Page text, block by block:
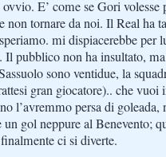
E’ come se Gori volesse
non tornare da noi. Il Real ha
mi dispiacerebbe per
Il pubblico non ha insultato,
sono ventidue, la
gran giocatore).. che vuoi
l’avremmo persa di
gol neppure al Benevento;
ci si diverte.